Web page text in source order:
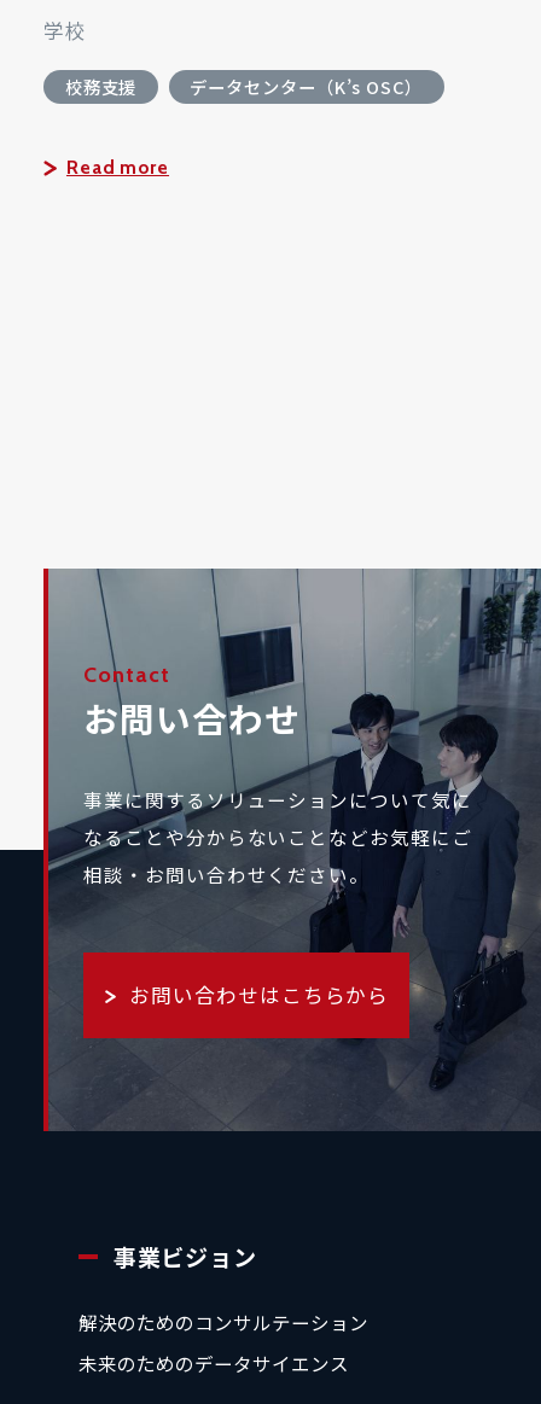
学校
校務支援 データセンター（K’s OSC）
Read more
Contact
お問い合わせ
事業に関するソリューションについて気に
なることや分からないことなどお気軽にご
相談・お問い合わせください。
お問い合わせはこちらから
事業ビジョン
解決のためのコンサルテーション
未来のためのデータサイエンス